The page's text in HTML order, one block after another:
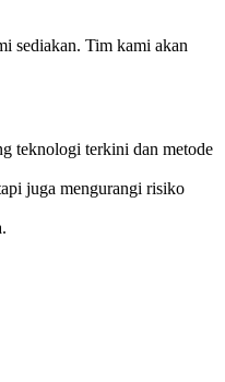
sediakan. Tim kami akan
teknologi terkini dan metode
juga mengurangi risiko